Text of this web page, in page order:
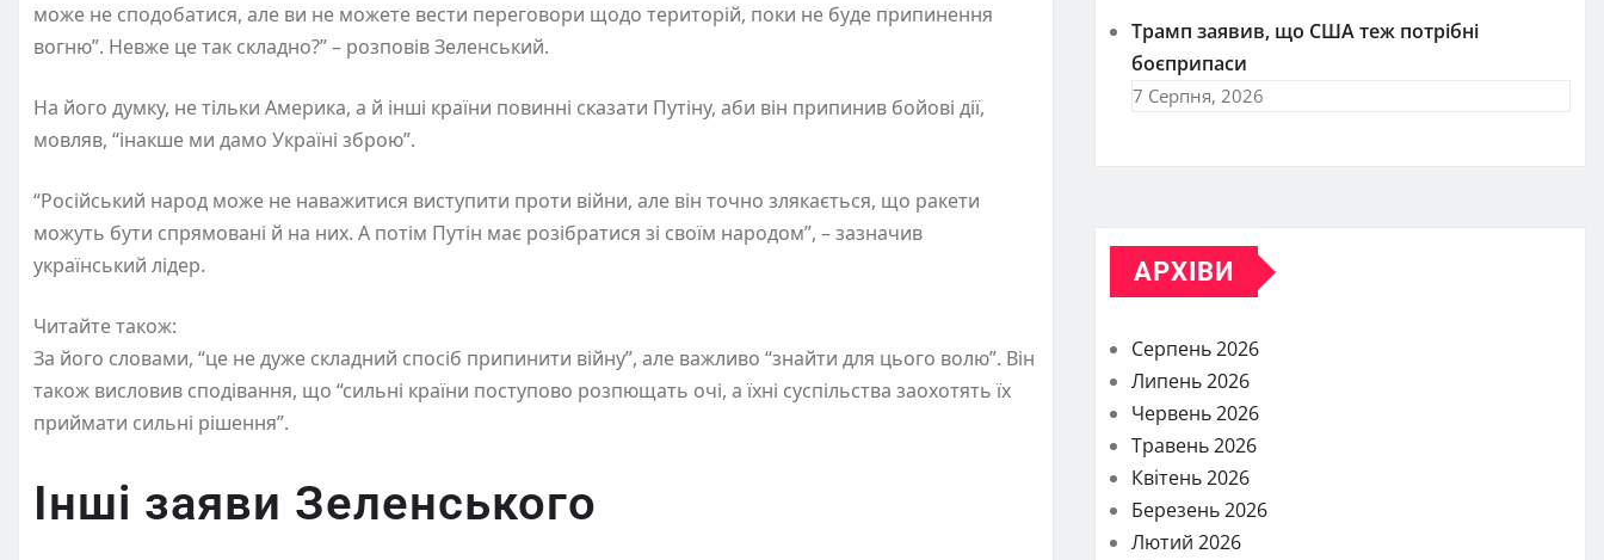
може не сподобатися, але ви не можете вести переговори щодо територій, поки не буде припинення
вогню”. Невже це так складно?” – розповів Зеленський.
На його думку, не тільки Америка, а й інші країни повинні сказати Путіну, аби він припинив бойові дії,
мовляв, “інакше ми дамо Україні зброю”.
“Російський народ може не наважитися виступити проти війни, але він точно злякається, що ракети
можуть бути спрямовані й на них. А потім Путін має розібратися зі своїм народом”, – зазначив
український лідер.
Читайте також:
За його словами, “це не дуже складний спосіб припинити війну”, але важливо “знайти для цього волю”. Він
також висловив сподівання, що “сильні країни поступово розпющать очі, а їхні суспільства заохотять їх
приймати сильні рішення”.
Інші заяви Зеленського
Трамп заявив, що США теж потрібні
боєприпаси
7 Серпня, 2026
АРХІВИ
Серпень 2026
Липень 2026
Червень 2026
Травень 2026
Квітень 2026
Березень 2026
Лютий 2026